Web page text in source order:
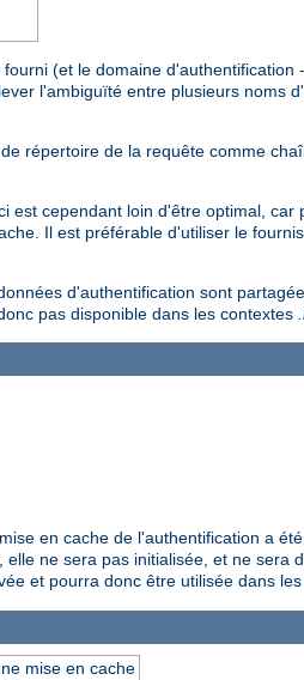
(et le domaine
l'ambiguïté entre plusieurs noms
répertoire de la requête comme
est cependant loin d'être optimal, car
Il est préférable d'utiliser le
d'authentification sont
pas disponible dans les contextes
en cache de l'authentification a
ne sera pas initialisée, et ne sera
et pourra donc être utilisée dans
mise en cache